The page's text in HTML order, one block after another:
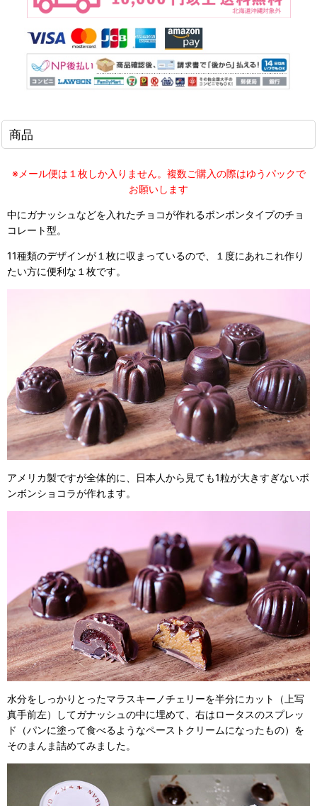
商品
※メール便は１枚しか入りません。複数ご購入の際はゆうパックで
お願いします
中にガナッシュなどを入れたチョコが作れるボンボンタイプのチョ
コレート型。
11種類のデザインが１枚に収まっているので、１度にあれこれ作り
たい方に便利な１枚です。
アメリカ製ですが全体的に、日本人から見ても1粒が大きすぎないボ
ンボンショコラが作れます。
水分をしっかりとったマラスキーノチェリーを半分にカット（上写
真手前左）してガナッシュの中に埋めて、右はロータスのスプレッ
ド（パンに塗って食べるようなペーストクリームになったもの）を
そのまんま詰めてみました。